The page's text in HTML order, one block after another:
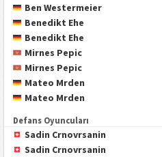
Ben Westermeier
Benedikt Ehe
Benedikt Ehe
Mirnes Pepic
Mirnes Pepic
Mateo Mrden
Mateo Mrden
Defans Oyuncuları
Sadin Crnovrsanin
Sadin Crnovrsanin